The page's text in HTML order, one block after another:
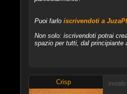
Puoi farlo iscrivendoti a
Non solo: iscrivendoti potrai
spazio per tutti, dal principiante
Crisp